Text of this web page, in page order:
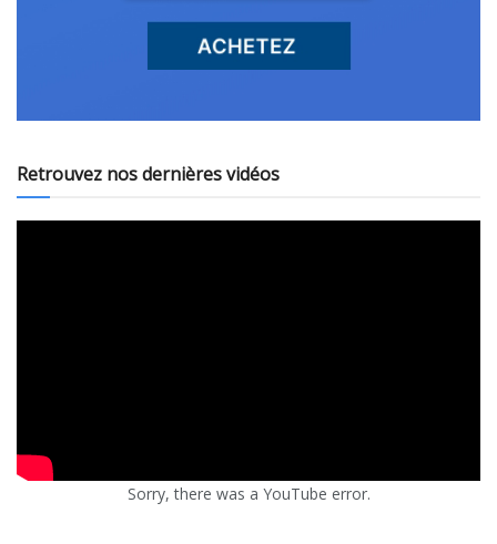
Retrouvez nos dernières vidéos
Sorry, there was a YouTube error.